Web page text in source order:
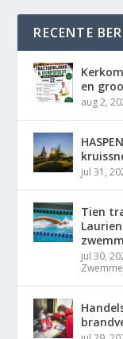
RECENTE
en
aug 2,
jul 31,
Tien
jul 30,